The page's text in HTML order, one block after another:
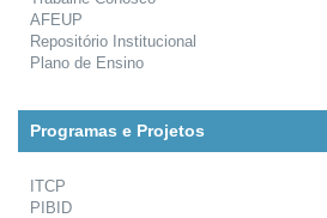
AFEUP
Repositório Institucional
Plano de Ensino
Programas e Projetos
ITCP
PIBID